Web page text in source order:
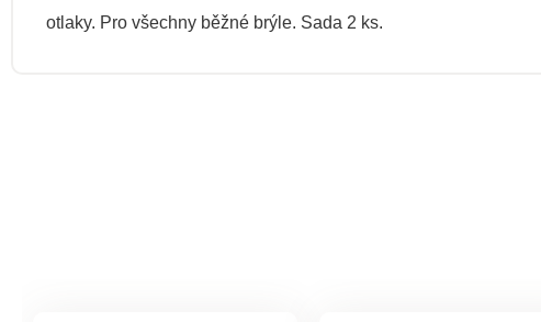
otlaky. Pro všechny běžné brýle. Sada 2 ks.